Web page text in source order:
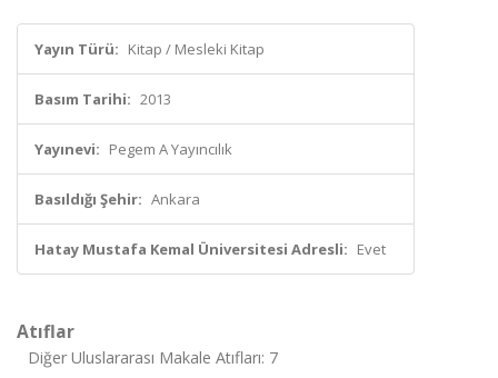
Yayın Türü: Kitap / Mesleki Kitap
Basım Tarihi: 2013
Yayınevi: Pegem A Yayıncılık
Basıldığı Şehir: Ankara
Hatay Mustafa Kemal Üniversitesi Adresli: Evet
Atıflar
Diğer Uluslararası Makale Atıfları: 7